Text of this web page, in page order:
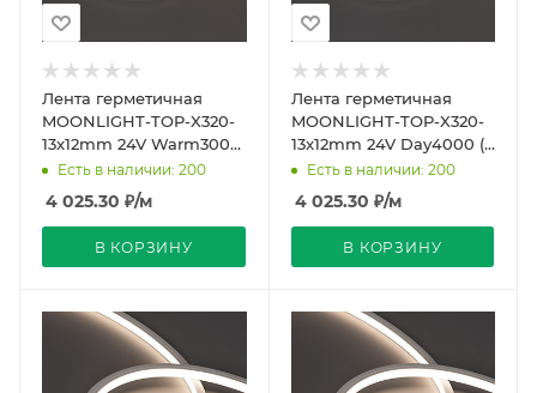
Лента герметичная
MOONLIGHT-TOP-X320-
13x12mm 24V Warm3000
(5 W/m, IP67, sauna, 5m,
wire x1) (Arlight
Есть в наличии: 200
4 025.30 ₽/м
В КОРЗИНУ
Лента герметичная
MOONLIGHT-TOP-X320-
13x12mm 24V Day4000 (5
W/m, IP67, sauna, 5m,
wire x1) (Arlight,
Есть в наличии: 200
4 025.30 ₽/м
В КОРЗИНУ